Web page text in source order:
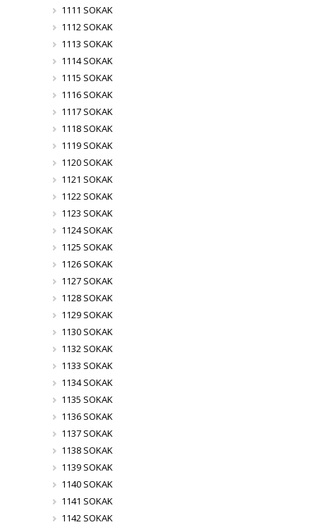
1111 SOKAK
1112 SOKAK
1113 SOKAK
1114 SOKAK
1115 SOKAK
1116 SOKAK
1117 SOKAK
1118 SOKAK
1119 SOKAK
1120 SOKAK
1121 SOKAK
1122 SOKAK
1123 SOKAK
1124 SOKAK
1125 SOKAK
1126 SOKAK
1127 SOKAK
1128 SOKAK
1129 SOKAK
1130 SOKAK
1132 SOKAK
1133 SOKAK
1134 SOKAK
1135 SOKAK
1136 SOKAK
1137 SOKAK
1138 SOKAK
1139 SOKAK
1140 SOKAK
1141 SOKAK
1142 SOKAK